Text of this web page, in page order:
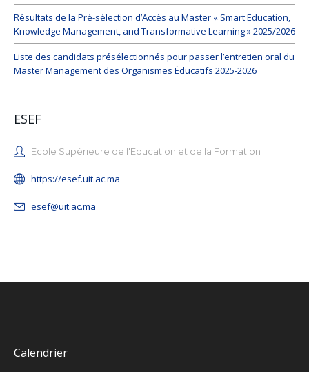
Résultats de la Pré-sélection d’Accès au Master « Smart Education,
Knowledge Management, and Transformative Learning » 2025/2026
Liste des candidats présélectionnés pour passer l’entretien oral du
Master Management des Organismes Éducatifs 2025-2026
ESEF
Ecole Supérieure de l'Education et de la Formation
https://esef.uit.ac.ma
esef@uit.ac.ma
Calendrier